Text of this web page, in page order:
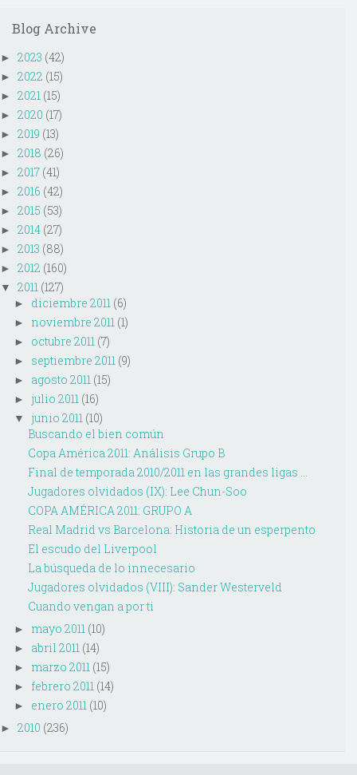
Blog Archive
► 2023 (42)
► 2022 (15)
► 2021 (15)
► 2020 (17)
► 2019 (13)
► 2018 (26)
► 2017 (41)
► 2016 (42)
► 2015 (53)
► 2014 (27)
► 2013 (88)
► 2012 (160)
▼ 2011 (127)
► diciembre 2011 (6)
► noviembre 2011 (1)
► octubre 2011 (7)
► septiembre 2011 (9)
► agosto 2011 (15)
► julio 2011 (16)
▼ junio 2011 (10)
Buscando el bien común
Copa América 2011: Análisis Grupo B
Final de temporada 2010/2011 en las grandes ligas ...
Jugadores olvidados (IX): Lee Chun-Soo
COPA AMÉRICA 2011: GRUPO A
Real Madrid vs Barcelona: Historia de un esperpento
El escudo del Liverpool
La búsqueda de lo innecesario
Jugadores olvidados (VIII): Sander Westerveld
Cuando vengan a por ti
► mayo 2011 (10)
► abril 2011 (14)
► marzo 2011 (15)
► febrero 2011 (14)
► enero 2011 (10)
► 2010 (236)